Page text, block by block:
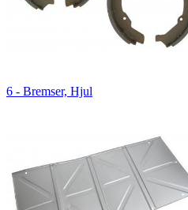
6 - Bremser, Hjul